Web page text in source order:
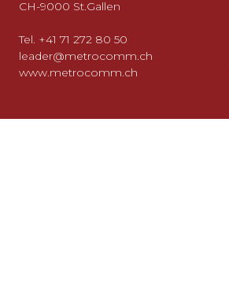
zum
gehen?
CH-9000 St.Gallen
Tel. +41 71 272 80 50
leader@metrocomm.ch
www.metrocomm.ch